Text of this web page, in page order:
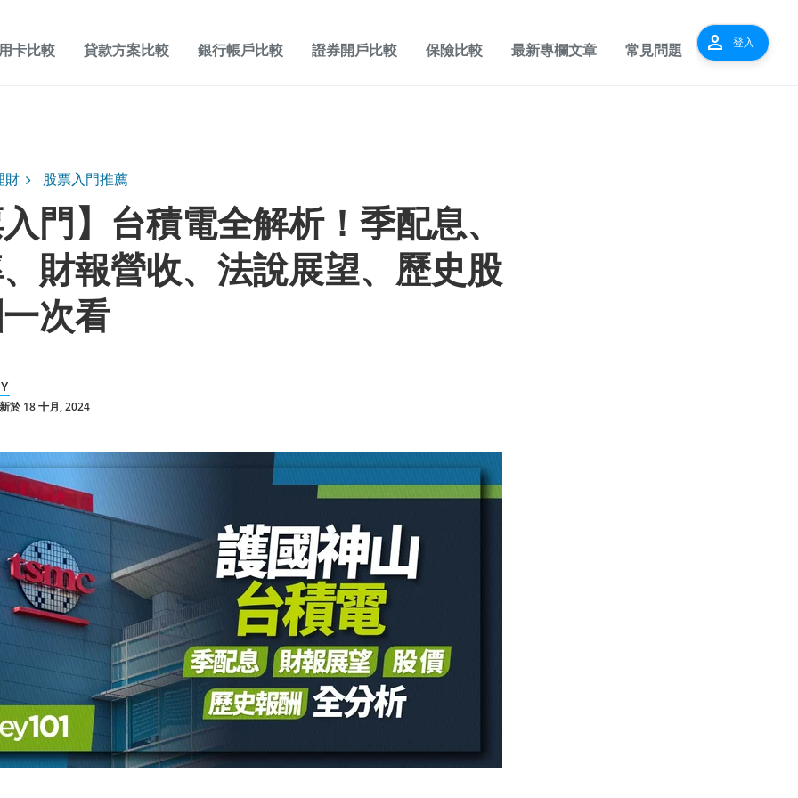
卡比較 貸款方案比較 銀行帳戶比較 證券開戶比較 保險比較 最新專欄文章 常見問題 person 登入
財 股票入門推薦
門】台積電全解析！季配息、
財報營收、法說展望、歷史股
次看
於 18 十月, 2024